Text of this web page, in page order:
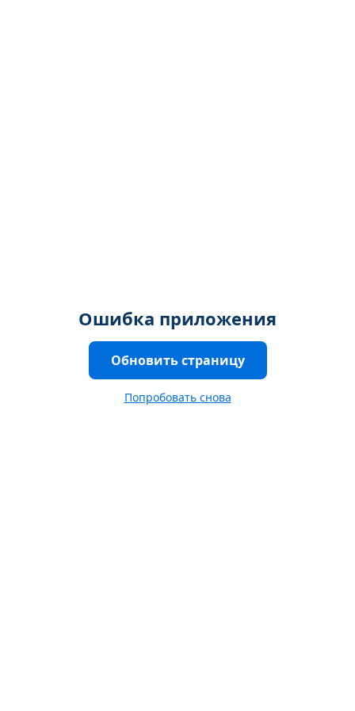
Ошибка приложения
Обновить страницу
Попробовать снова